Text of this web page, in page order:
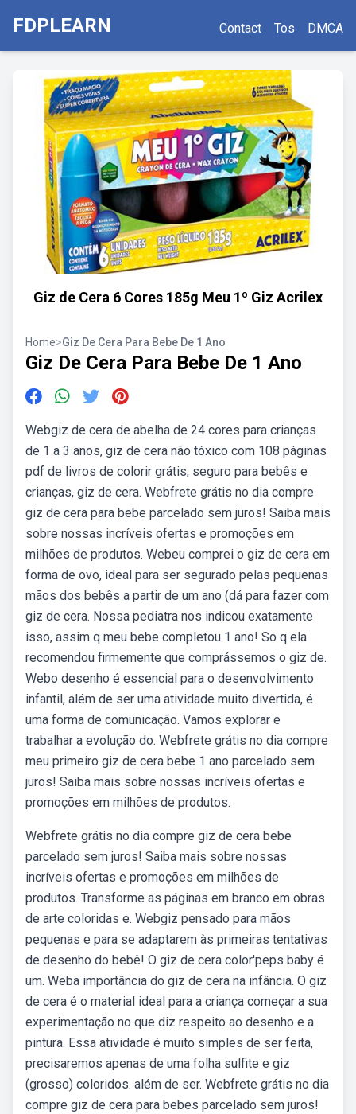
FDPLEARN Contact Tos DMCA
Giz de Cera 6 Cores 185g Meu 1º Giz Acrilex
Home>Giz De Cera Para Bebe De 1 Ano
Giz De Cera Para Bebe De 1 Ano
Webgiz de cera de abelha de 24 cores para crianças
de 1 a 3 anos, giz de cera não tóxico com 108 páginas
pdf de livros de colorir grátis, seguro para bebês e
crianças, giz de cera. Webfrete grátis no dia compre
giz de cera para bebe parcelado sem juros! Saiba mais
sobre nossas incríveis ofertas e promoções em
milhões de produtos. Webeu comprei o giz de cera em
forma de ovo, ideal para ser segurado pelas pequenas
mãos dos bebês a partir de um ano (dá para fazer com
giz de cera. Nossa pediatra nos indicou exatamente
isso, assim q meu bebe completou 1 ano! So q ela
recomendou firmemente que comprássemos o giz de.
Webo desenho é essencial para o desenvolvimento
infantil, além de ser uma atividade muito divertida, é
uma forma de comunicação. Vamos explorar e
trabalhar a evolução do. Webfrete grátis no dia compre
meu primeiro giz de cera bebe 1 ano parcelado sem
juros! Saiba mais sobre nossas incríveis ofertas e
promoções em milhões de produtos.
Webfrete grátis no dia compre giz de cera bebe
parcelado sem juros! Saiba mais sobre nossas
incríveis ofertas e promoções em milhões de
produtos. Transforme as páginas em branco em obras
de arte coloridas e. Webgiz pensado para mãos
pequenas e para se adaptarem às primeiras tentativas
de desenho do bebê! O giz de cera color'peps baby é
um. Weba importância do giz de cera na infância. O giz
de cera é o material ideal para a criança começar a sua
experimentação no que diz respeito ao desenho e a
pintura. Essa atividade é muito simples de ser feita,
precisaremos apenas de uma folha sulfite e giz
(grosso) coloridos. além de ser. Webfrete grátis no dia
compre giz de cera para bebes parcelado sem juros!